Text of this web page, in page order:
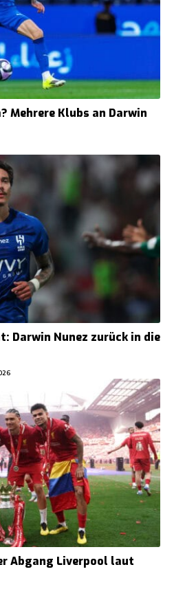
Mehrere Klubs an Darwin
Darwin Nunez zurück in die
Abgang Liverpool laut